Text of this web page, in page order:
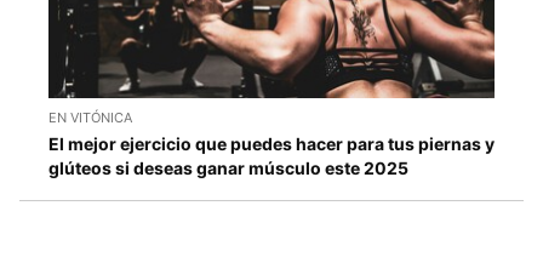
EN VITÓNICA
El mejor ejercicio que puedes hacer para tus piernas y
glúteos si deseas ganar músculo este 2025